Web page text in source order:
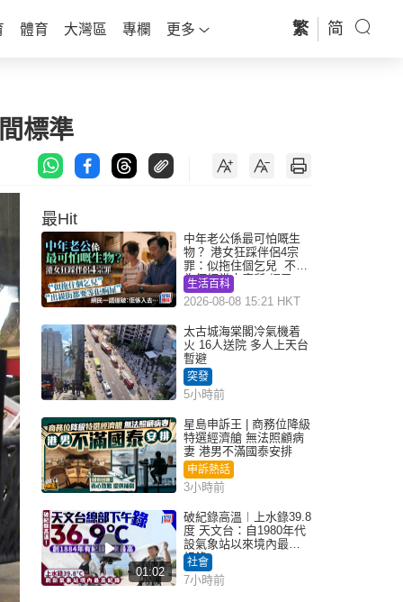
體育 大灣區 專欄 更多 繁 简
標準
最Hit
中年老公係最可怕嘅生
物？ 港女狂踩伴侶4宗
罪：似拖住個乞兒 不解
為何經常去廁所 網民一
語道破
生活百科
2026-08-08 15:21 HKT
太古城海棠閣冷氣機着
火 16人送院 多人上天台
暫避
突發
5小時前
星島申訴王 | 商務位降級
特選經濟艙 無法照顧病
妻 港男不滿國泰安排
申訴熱話
3小時前
01:02
破紀錄高溫︱上水錄39.8
度 天文台：自1980年代
設氣象站以來境內最高
紀錄
社會
7小時前